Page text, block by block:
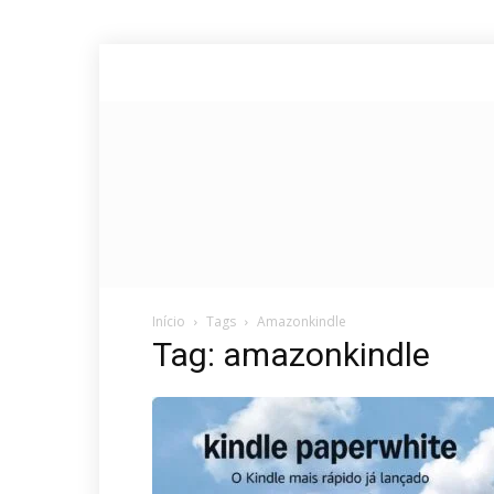
Início Tags Amazonkindle
Tag: amazonkindle